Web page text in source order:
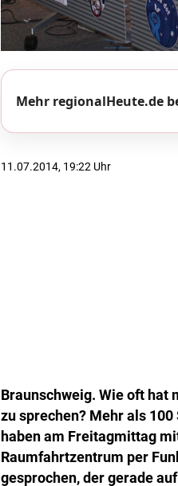
Mehr regionalHeute.de
11.07.2014, 19:22 Uhr
Braunschweig. Wie oft hat
zu sprechen? Mehr als
haben am Freitagmittag
Raumfahrtzentrum per
gesprochen, der gerade